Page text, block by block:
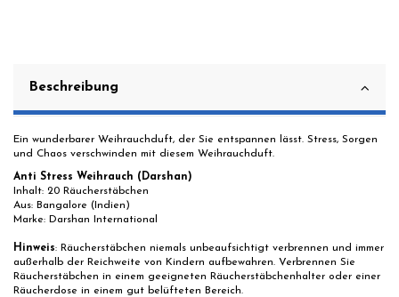
Beschreibung
Ein wunderbarer Weihrauchduft, der Sie entspannen lässt. Stress, Sorgen
und Chaos verschwinden mit diesem Weihrauchduft.
Anti Stress Weihrauch (Darshan)
Inhalt: 20 Räucherstäbchen
Aus: Bangalore (Indien)
Marke: Darshan International
Hinweis: Räucherstäbchen niemals unbeaufsichtigt verbrennen und immer
außerhalb der Reichweite von Kindern aufbewahren. Verbrennen Sie
Räucherstäbchen in einem geeigneten Räucherstäbchenhalter oder einer
Räucherdose in einem gut belüfteten Bereich.